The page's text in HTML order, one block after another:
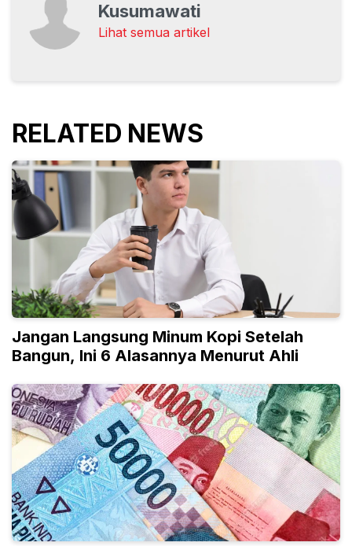
Kusumawati
Lihat semua artikel
RELATED NEWS
Jangan Langsung Minum Kopi Setelah
Bangun, Ini 6 Alasannya Menurut Ahli